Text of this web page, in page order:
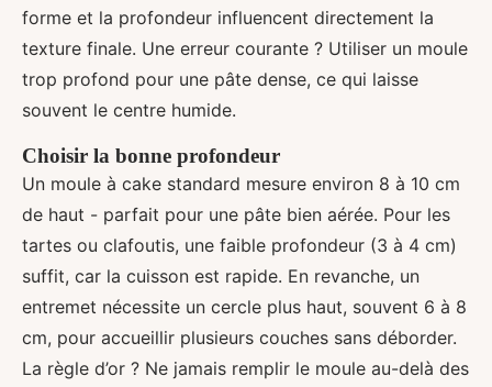
forme et la profondeur influencent directement la
texture finale. Une erreur courante ? Utiliser un moule
trop profond pour une pâte dense, ce qui laisse
souvent le centre humide.
Choisir la bonne profondeur
Un moule à cake standard mesure environ 8 à 10 cm
de haut - parfait pour une pâte bien aérée. Pour les
tartes ou clafoutis, une faible profondeur (3 à 4 cm)
suffit, car la cuisson est rapide. En revanche, un
entremet nécessite un cercle plus haut, souvent 6 à 8
cm, pour accueillir plusieurs couches sans déborder.
La règle d’or ? Ne jamais remplir le moule au-delà des